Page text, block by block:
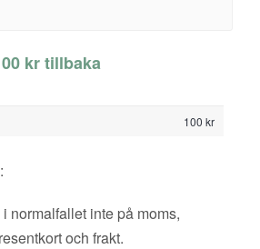
kr tillbaka
100 kr
:
normalfallet inte på moms,
och frakt.